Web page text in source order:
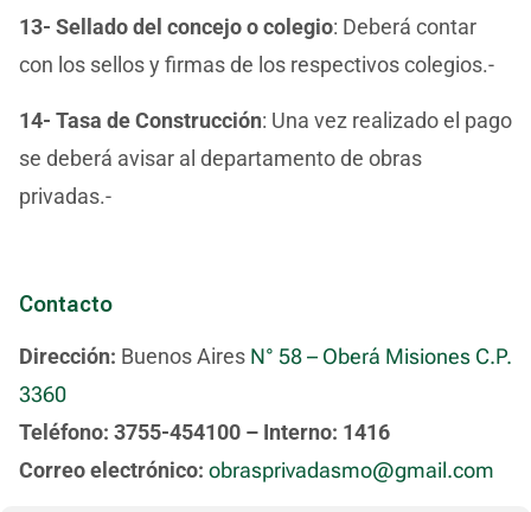
13- Sellado del concejo o colegio: Deberá contar
con los sellos y firmas de los respectivos colegios.-
14- Tasa de Construcción: Una vez realizado el pago
se deberá avisar al departamento de obras
privadas.-
Contacto
Dirección: Buenos Aires N° 58 – Oberá Misiones C.P.
3360
Teléfono: 3755-454100 – Interno: 1416
Correo electrónico: obrasprivadasmo@gmail.com